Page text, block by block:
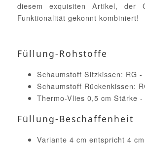
diesem exquisiten Artikel, der
Funktionalität gekonnt kombiniert!
Füllung-Rohstoffe
Schaumstoff Sitzkissen: RG -
Schaumstoff Rückenkissen:
Thermo-Vlies 0,5 cm Stärke -
Füllung-Beschaffenheit
Variante 4 cm entspricht 4